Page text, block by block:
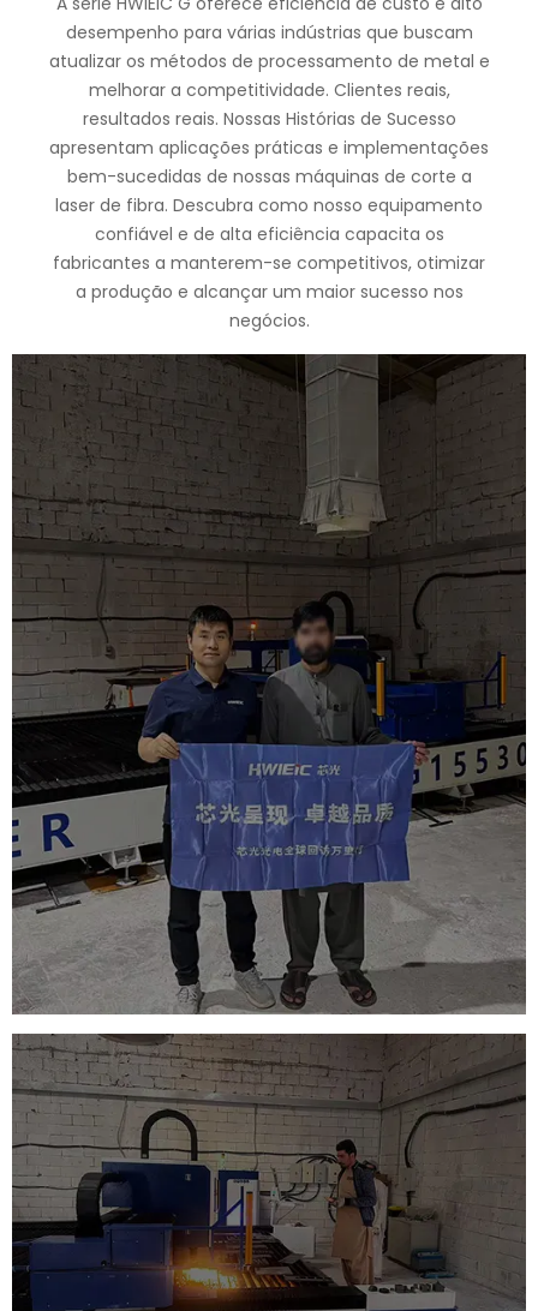
desempenho para várias indústrias que buscam
atualizar os métodos de processamento de metal e
melhorar a competitividade. Clientes reais,
resultados reais. Nossas Histórias de Sucesso
apresentam aplicações práticas e implementações
bem-sucedidas de nossas máquinas de corte a
laser de fibra. Descubra como nosso equipamento
confiável e de alta eficiência capacita os
fabricantes a manterem-se competitivos, otimizar
a produção e alcançar um maior sucesso nos
negócios.